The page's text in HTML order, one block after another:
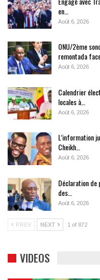
en…
Août 6, 2026
ONU/2ème
remontada
Août 6, 2026
Calendrier
locales à…
Août 6, 2026
L’information
Cheikh…
Août 6, 2026
Déclaration
des…
Août 6, 2026
PREV NEXT 1 of 872
VIDEOS